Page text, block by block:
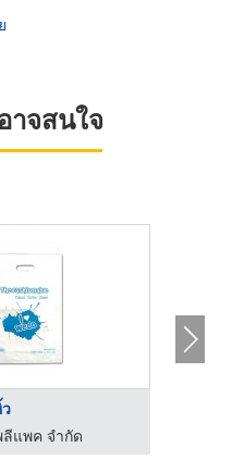
จสนใจ
แพค จำกัด